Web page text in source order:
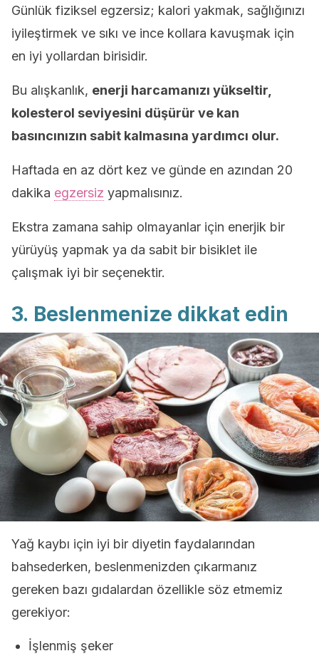
Günlük fiziksel egzersiz; kalori yakmak, sağlığınızı
iyileştirmek ve sıkı ve ince kollara kavuşmak için
en iyi yollardan birisidir.
Bu alışkanlık, enerji harcamanızı yükseltir,
kolesterol seviyesini düşürür ve kan
basıncınızın sabit kalmasına yardımcı olur.
Haftada en az dört kez ve günde en azından 20
dakika egzersiz yapmalısınız.
Ekstra zamana sahip olmayanlar için enerjik bir
yürüyüş yapmak ya da sabit bir bisiklet ile
çalışmak iyi bir seçenektir.
3. Beslenmenize dikkat edin
Yağ kaybı için iyi bir diyetin faydalarından
bahsederken, beslenmenizden çıkarmanız
gereken bazı gıdalardan özellikle söz etmemiz
gerekiyor:
İşlenmiş şeker